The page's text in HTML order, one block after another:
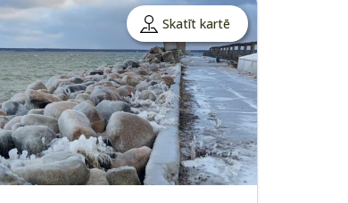
Skatīt kartē